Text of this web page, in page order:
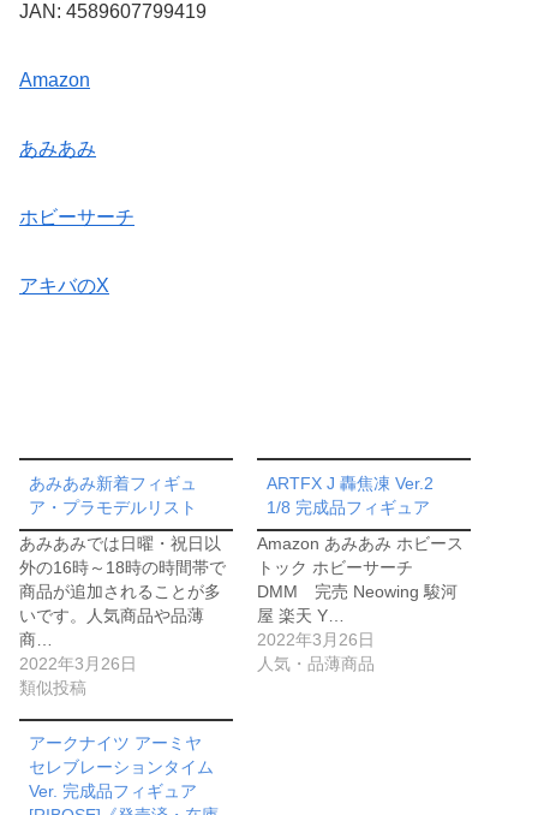
JAN: 4589607799419
Amazon
あみあみ
ホビーサーチ
アキバのX
あみあみ新着フィギュ
ア・プラモデルリスト
あみあみでは日曜・祝日以
外の16時～18時の時間帯で
商品が追加されることが多
いです。人気商品や品薄
商…
2022年3月26日
類似投稿
ARTFX J 轟焦凍 Ver.2
1/8 完成品フィギュア
Amazon あみあみ ホビース
トック ホビーサーチ
DMM 完売 Neowing 駿河
屋 楽天 Y…
2022年3月26日
人気・品薄商品
アークナイツ アーミヤ
セレブレーションタイム
Ver. 完成品フィギュア